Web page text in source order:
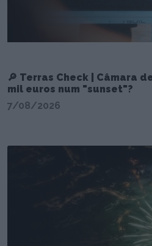
🔎 Terras Check | Câmara
mil euros num "sunset"?
7/08/2026